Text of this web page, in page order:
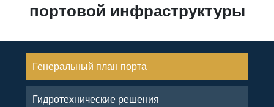
портовой инфраструктуры
Генеральный план порта
Гидротехнические решения